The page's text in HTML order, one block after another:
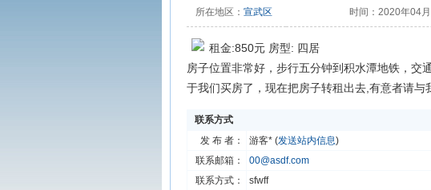
所在地区： 宣武区 时间：2020年04
租金:850元 房型: 四居
房子位置非常好，步行五分钟到积水潭地铁，交
于我们买房了，现在把房子转租出去,有意者请与
联系方式
发 布 者：
游客* (发送站内信息)
联系邮箱：
00@asdf.com
联系方式：
sfwff